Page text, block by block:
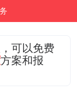
可以免费
方案和报